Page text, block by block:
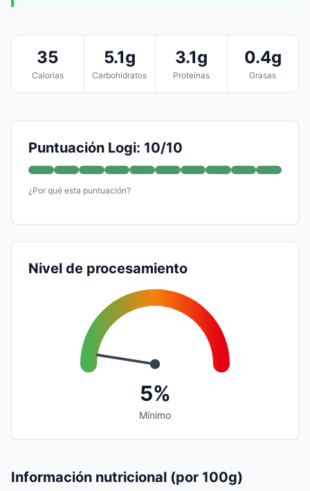
35
Calorías
5.1g
Carbohidratos
3.1g
Proteínas
0.4g
Grasas
Puntuación Logi: 10/10
¿Por qué esta puntuación?
Nivel de procesamiento
5%
Mínimo
Información nutricional (por 100g)